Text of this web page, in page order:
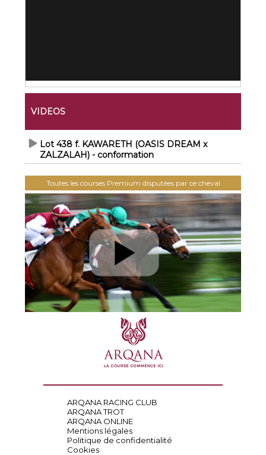
VIDEOS
Lot 438 f. KAWARETH (OASIS DREAM x
ZALZALAH) - conformation
Toutes les courses Premium disputées par ce cheval
ARQANA RACING CLUB
ARQANA TROT
ARQANA ONLINE
Mentions légales
Politique de confidentialité
Cookies